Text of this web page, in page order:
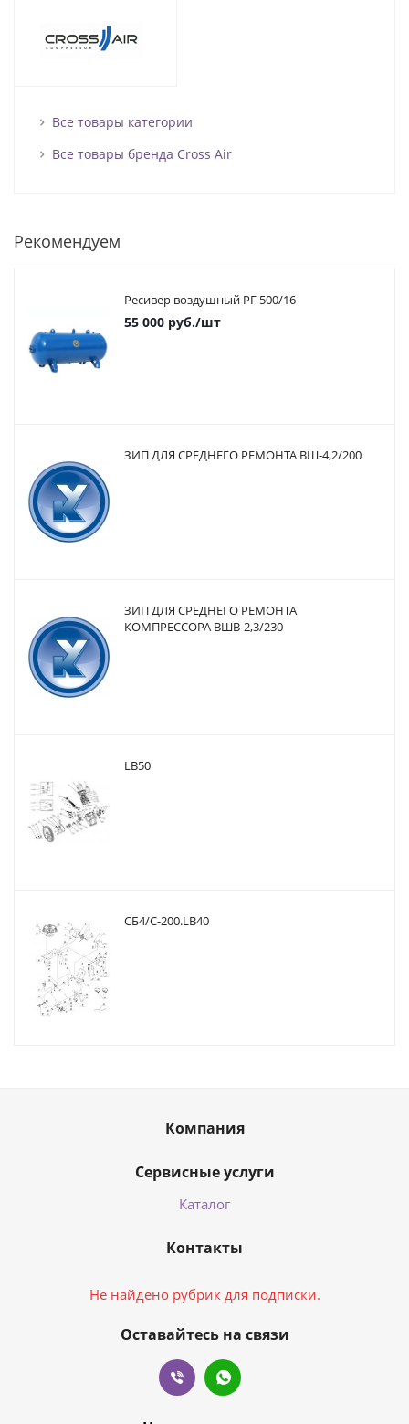
Все товары категории
Все товары бренда Cross Air
Рекомендуем
Ресивер воздушный РГ 500/16
55 000 руб./шт
ЗИП ДЛЯ СРЕДНЕГО РЕМОНТА ВШ-4,2/200
ЗИП ДЛЯ СРЕДНЕГО РЕМОНТА
КОМПРЕССОРА ВШВ-2,3/230
LB50
CБ4/С-200.LB40
Компания
Сервисные услуги
Каталог
Контакты
Не найдено рубрик для подписки.
Оставайтесь на связи